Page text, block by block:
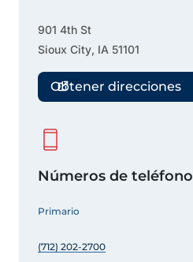
901 4th St
Sioux City, IA 51101
Obtener direcciones
Números de teléfono
Primario
(712) 202-2700